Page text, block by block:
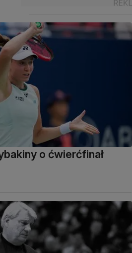
o ćwierćfinał